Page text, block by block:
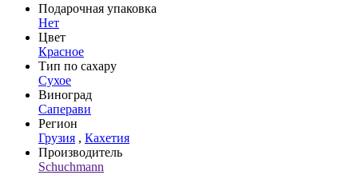
Подарочная упаковка
Нет
Цвет
Красное
Тип по сахару
Сухое
Виноград
Саперави
Регион
Грузия , Кахетия
Производитель
Schuchmann